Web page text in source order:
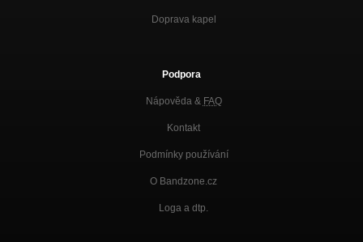
Doprava kapel
Podpora
Nápověda & FAQ
Kontakt
Podmínky používání
O Bandzone.cz
Loga a dtp.